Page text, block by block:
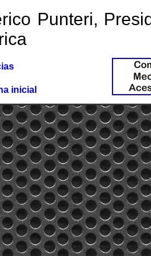
Punteri,
inicial